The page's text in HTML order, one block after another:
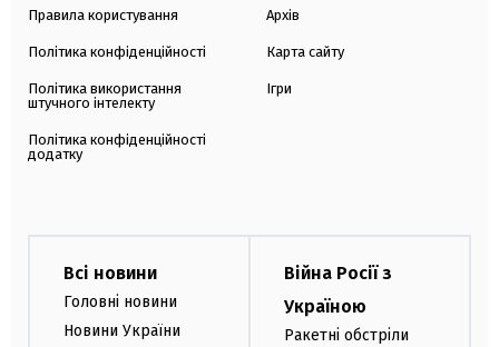
Правила користування
Політика конфіденційності
Політика використання
штучного інтелекту
Політика конфіденційності
додатку
Архів
Карта сайту
Ігри
Всі новини
Головні новини
Новини України
Війна Росії з
Україною
Ракетні обстріли